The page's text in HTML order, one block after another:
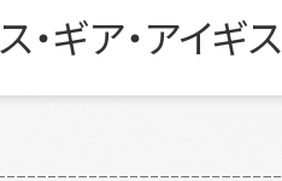
・ギア・アイギス